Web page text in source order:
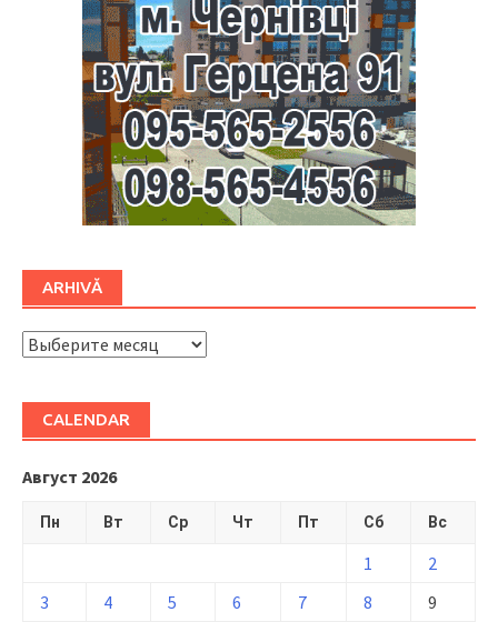
ARHIVĂ
ARHIVĂ
CALENDAR
Август 2026
Пн Вт Ср Чт Пт Сб Вс
1
2
3
4 5 6 7 8
9